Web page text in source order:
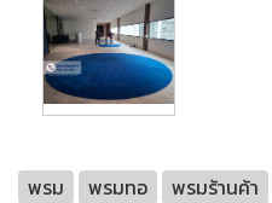
พรม พรมทอ พรมร้านค้า